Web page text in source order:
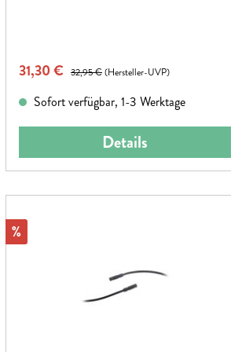
Verkaufspreis:
31,30 € Regulärer Preis:
32,95 €(Hersteller-UVP)
Sofort verfügbar, 1-3 Werktage
Details
Rabatt
%